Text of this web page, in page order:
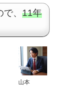
、 11年
山本